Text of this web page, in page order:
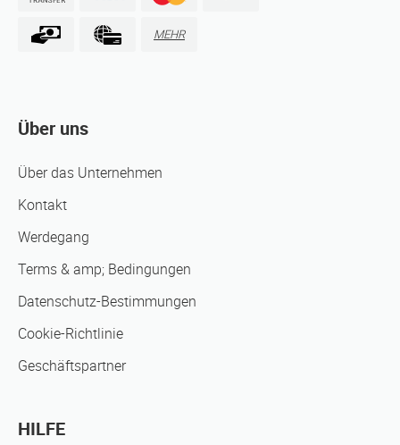
MEHR
Über uns
Über das Unternehmen
Kontakt
Werdegang
Terms & amp; Bedingungen
Datenschutz-Bestimmungen
Cookie-Richtlinie
Geschäftspartner
HILFE